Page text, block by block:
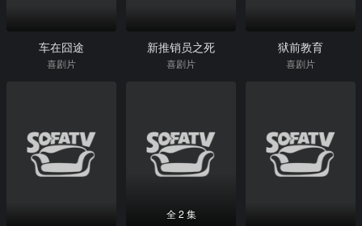
车在囧途
喜剧片
新推销员之死
喜剧片
狱前教育
喜剧片
全 2 集